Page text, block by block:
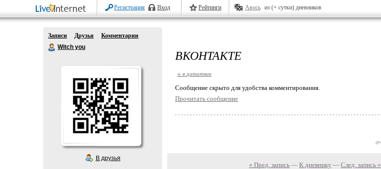
Регистрация Вход Рейтинги Авось из (+ сутки) дневников
Записи Друзья
Комментарии
Witch you
В друзья
ВКОНТАКТЕ
+ в цитатник
Cообщение скрыто для удобства комментирования.
Прочитать сообщение
« Пред. запись — К дневнику — След. запись »